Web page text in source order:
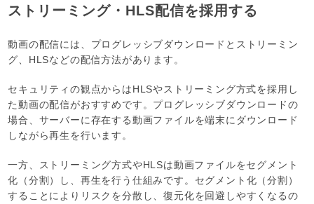
ストリーミング・HLS配信を採用する
動画の配信には、プログレッシブダウンロードとストリーミン
グ、HLSなどの配信方法があります。
セキュリティの観点からはHLSやストリーミング方式を採用し
た動画の配信がおすすめです。プログレッシブダウンロードの
場合、サーバーに存在する動画ファイルを端末にダウンロード
しながら再生を行います。
一方、ストリーミング方式やHLSは動画ファイルをセグメント
化（分割）し、再生を行う仕組みです。セグメント化（分割）
することによりリスクを分散し、復元化を回避しやすくなるの